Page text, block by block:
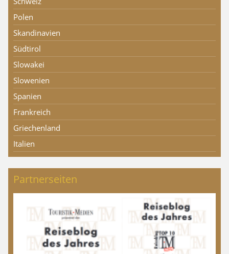
Polen
Skandinavien
Südtirol
Slowakei
Slowenien
Spanien
Frankreich
Griechenland
Italien
Partnerseiten